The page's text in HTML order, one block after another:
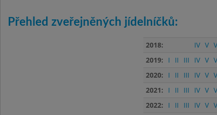
Přehled zveřejněných jídelníčků:
2018: IV V
2019:
I II III IV V
2020:
I II III IV V
2021:
I II III IV V
2022:
I II III IV V